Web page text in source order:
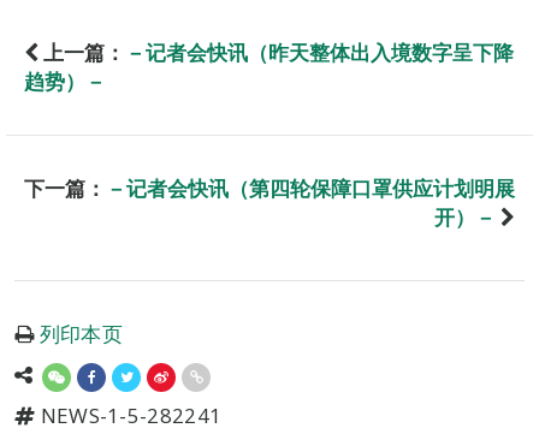
上一篇： －记者会快讯（昨天整体出入境数字呈下降
趋势）－
下一篇： －记者会快讯（第四轮保障口罩供应计划明展
开）－
列印本页
NEWS-1-5-282241